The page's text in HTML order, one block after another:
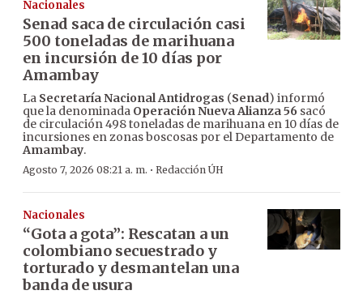
Nacionales
Senad saca de circulación casi
500 toneladas de marihuana
en incursión de 10 días por
Amambay
La Secretaría Nacional Antidrogas (Senad) informó
que la denominada Operación Nueva Alianza 56 sacó
de circulación 498 toneladas de marihuana en 10 días de
incursiones en zonas boscosas por el Departamento de
Amambay.
Agosto 7, 2026 08:21 a. m. · Redacción ÚH
Nacionales
“Gota a gota”: Rescatan a un
colombiano secuestrado y
torturado y desmantelan una
banda de usura